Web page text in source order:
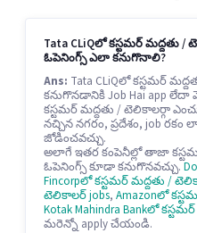
Tata CLiQలో కస్టమర్ మద్దతు
ఓపెనింగ్స్ ఎలా కనుగొనాలి?
Ans: Tata CLiQలో కస్టమర్
కనుగొనడానికి Job Hai app
కస్టమర్ మద్దతు / టెలికాలర్గా
నచ్చిన నగరం, ప్రదేశం, job రకం
జోడించవచ్చు.
అలాగే ఇతర కంపెనీల్లో తాజా
ఓపెనింగ్స్ కూడా కనుగొనవచ్చు.
Fincorpలో కస్టమర్ మద్దతు /
టెలికాలర్ jobs, Amazonలో
Kotak Mahindra Bankలో
మరెన్నో apply చేయండి.